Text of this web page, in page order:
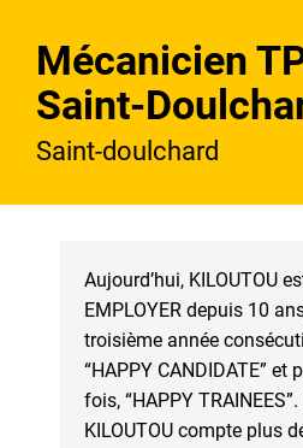
Mécanicien
Saint-
Saint-doulchard
Aujourd’hui, KILOUTOU
EMPLOYER depuis 10
troisième année
“HAPPY CANDIDATE” et
fois, “HAPPY
KILOUTOU compte plus